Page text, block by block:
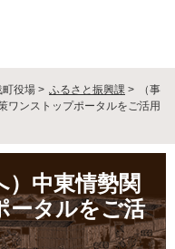
町役場 > ふるさと振興課 >
（事
ワンストップポータルをご活用
）中東情勢関
ータルをご活